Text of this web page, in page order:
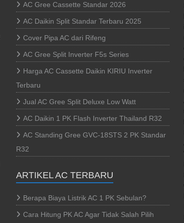
AC Gree Cassette Standar 2026
AC Daikin Split Standar Terbaru 2025
Cover Pipa AC dari Rifeng
AC Gree Split Inverter F5s Series
Harga AC Cassette Daikin KIRIU Inverter
Terbaru
Jual AC Gree Split Deluxe Low Watt
AC Daikin 1 PK Flash Inverter Thailand R32
AC Standing Gree GVC-18STS 2 PK Standar
R32
ARTIKEL AC TERBARU
Berapa Biaya Listrik AC 1 PK Sebulan?
Cara Hitung PK AC Agar Tidak Salah Pilih